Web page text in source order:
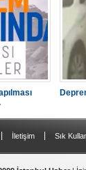
İletişim Sık